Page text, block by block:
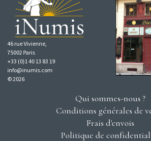
46 rue Vivienne,
75002 Paris
+33 (0)1 40 13 83 19
info@inumis.com
© 2026
Qui sommes-nous ?
Conditions générales de
Frais d'envois
Politique de